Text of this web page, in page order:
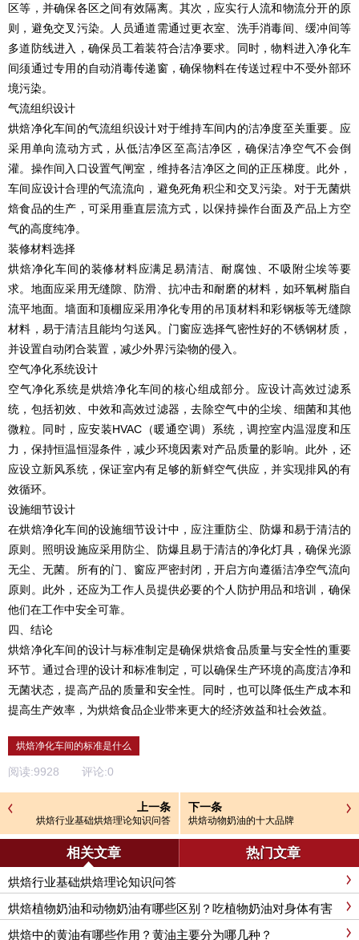
区等，并确保各区之间有效隔离。其次，应实行人流和物流分开的原
则，避免交叉污染。人员通道需通过更衣室、洗手消毒间、缓冲间等
多道防线进入，确保员工着装符合洁净要求。同时，物料进入净化车
间须通过专用的自动消毒传递窗，确保物料在传送过程中不受外部环
境污染。
气流组织设计
烘焙净化车间的气流组织设计对于维持车间内的洁净度至关重要。应
采用单向流动方式，从低洁净区至高洁净区，确保洁净空气不会倒
灌。操作间入口设置气闸室，维持各洁净区之间的正压梯度。此外，
车间应设计合理的气流流向，避免死角积尘和交叉污染。对于无菌烘
焙食品的生产，可采用垂直层流方式，以保持操作台面及产品上方空
气的高度纯净。
装修材料选择
烘焙净化车间的装修材料应满足易清洁、耐腐蚀、不吸附尘埃等要
求。地面应采用无缝隙、防滑、抗冲击和耐磨的材料，如环氧树脂自
流平地面。墙面和顶棚应采用净化专用的吊顶材料和彩钢板等无缝隙
材料，易于清洁且能均匀送风。门窗应选择气密性好的不锈钢材质，
并设置自动闭合装置，减少外界污染物的侵入。
空气净化系统设计
空气净化系统是烘焙净化车间的核心组成部分。应设计高效过滤系
统，包括初效、中效和高效过滤器，去除空气中的尘埃、细菌和其他
微粒。同时，应安装HVAC（暖通空调）系统，调控室内温湿度和压
力，保持恒温恒湿条件，减少环境因素对产品质量的影响。此外，还
应设立新风系统，保证室内有足够的新鲜空气供应，并实现排风的有
效循环。
设施细节设计
在烘焙净化车间的设施细节设计中，应注重防尘、防爆和易于清洁的
原则。照明设施应采用防尘、防爆且易于清洁的净化灯具，确保光源
无尘、无菌。所有的门、窗应严密封闭，开启方向遵循洁净空气流向
原则。此外，还应为工作人员提供必要的个人防护用品和培训，确保
他们在工作中安全可靠。
四、结论
烘焙净化车间的设计与标准制定是确保烘焙食品质量与安全性的重要
环节。通过合理的设计和标准制定，可以确保生产环境的高度洁净和
无菌状态，提高产品的质量和安全性。同时，也可以降低生产成本和
提高生产效率，为烘焙食品企业带来更大的经济效益和社会效益。
烘焙净化车间的标准是什么
阅读:9928 评论:0
上一条
烘焙行业基础烘焙理论知识问答
下一条
烘焙动物奶油的十大品牌
相关文章 热门文章
烘焙行业基础烘焙理论知识问答
烘焙植物奶油和动物奶油有哪些区别？吃植物奶油对身体有害
么？
烘焙中的黄油有哪些作用？黄油主要分为哪几种？